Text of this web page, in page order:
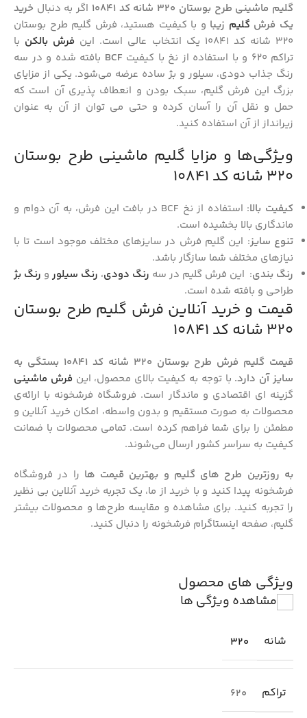
گلیم ماشینی طرح بوستان 320 شانه کد 10841 اگر به دنبال خرید
یک فرشگلیم زیبا و با کیفیت هستید، فرش گلیم طرح بوستان
320 شانه کد 10841 یک انتخاب عالی است. این
فرش بالکن با
تراکم 620 و با استفاده از نخ با کیفیت
BCF بافته شده و در سه
رنگ جذاب دودی، سیلور و بژ ساده عرضه می‌شود. یکی از مزایای
بزرگ این فرش گلیم، سبک بودن و انعطاف‌ پذیری آن است که
حمل و نقل آن را آسان کرده و حتی می‌ توان از آن به عنوان
زیرانداز از آن استفاده کنید.
ویژگی‌ها و مزایا گلیم ماشینی طرح بوستان
320 شانه کد 10841
کیفیت بالا
: استفاده از نخ BCF در بافت این فرش، به آن دوام و
ماندگاری بالا بخشیده است.
تنوع سایز: این گلیم فرش در سایزهای مختلف موجود است تا با
نیازهای مختلف شما سازگار باشد.
رنگ بندی: این فرش گلیم در سه رنگ دودی، رنگ سیلور و رنگ بژ
طراحی و بافته شده است.
قیمت و خرید آنلاین فرش گلیم طرح بوستان
320 شانه کد 10841
قیمت گلیم فرش طرح بوستان 320 شانه کد 10841 بستگی به
سایز آن دارد. با توجه به کیفیت بالای محصول، این فرش ماشینی
گزینه‌ ای اقتصادی و ماندگار است. فروشگاه فرشخونه با ارائه‌ی
محصولات به‌ صورت مستقیم و بدون واسطه، امکان خرید آنلاین و
مطمئن را برای شما فراهم کرده است. تمامی محصولات با ضمانت
کیفیت به سراسر کشور ارسال می‌شوند.
به‌ روزترین طرح‌ های گلیم و بهترین قیمت‌ ها را در فروشگاه
فرشخونه پیدا کنید و با خرید از ما، یک تجربه خرید آنلاین بی‌ نظیر
را تجربه کنید. برای مشاهده و مقایسه طرح‌ها و محصولات بیشتر
گلیم، صفحه اینستاگرام فرشخونه را دنبال کنید.
ویژگی های محصول
مشاهده ویژگی ها
شانه 320
تراکم 620